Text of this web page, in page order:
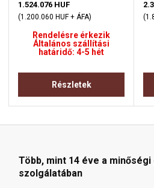
1.524.076 HUF
(1.200.060 HUF + ÁFA)
Rendelésre érkezik
Általános szállítási
határidő: 4-5 hét
Részletek
Több, mint 14 éve a
szolgálatában